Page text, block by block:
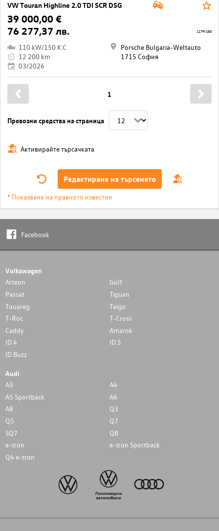
VW Touran Highline 2.0 TDI SCR DSG
39 000,00 €
76 277,37 лв.
110 kW/150 K.C
12 200 km
03/2026
Porsche Bulgaria-Weltauto
1715 София
1179/183
Превозни средства на страница
1
Активирайте търсачката
Редактиране на търсенето
* Показване на правното известие
Facebook
Volkswagen
Arteon
Golf
Passat
Tiguan
Touareg
Taigo
T-Roc
T-Cross
Caddy
Amarok
ID.4
ID.5
ID.Buzz
Audi
A3
A4
A5 Sportback
A6
A8
Q3
Q5
Q7
SQ7
Q8
e-tron
e-tron Sportback
Q4 e-tron